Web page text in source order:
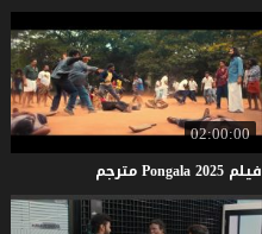
02:00:00
فيلم Pongala2025 مترجم